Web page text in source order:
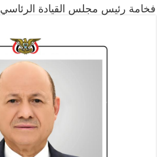
فخامة رئيس مجلس القيادة الرئاسي